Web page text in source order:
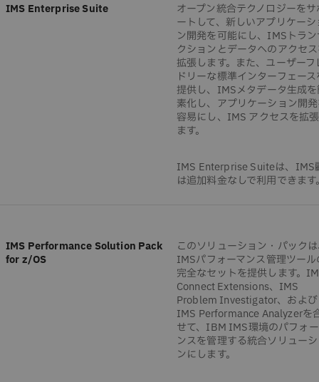
IMS Enterprise Suite
オープン統合テクノロジーをサ
ートして、新しいアプリケーシ
ン開発を可能にし、IMSトラ
クションとデータへのアクセ
拡張します。また、ユーザーフ
ドリーな標準インターフェー
提供し、IMSメタデータ生成
素化し、アプリケーション開
容易にし、IMS アクセスを拡
ます。
IMS Enterprise Suiteは、IMS
は追加料金なしで利用できます
IMS Performance Solution Pack
for z/OS
このソリューション・パック
IMSパフォーマンス管理ツール
完全なセットを提供します。
Connect Extensions、IMS
Problem Investigator、および
IMS Performance Analyzerを
せて、IBM IMS環境のパフォ
ンスを管理する統合ソリュー
ンにします。